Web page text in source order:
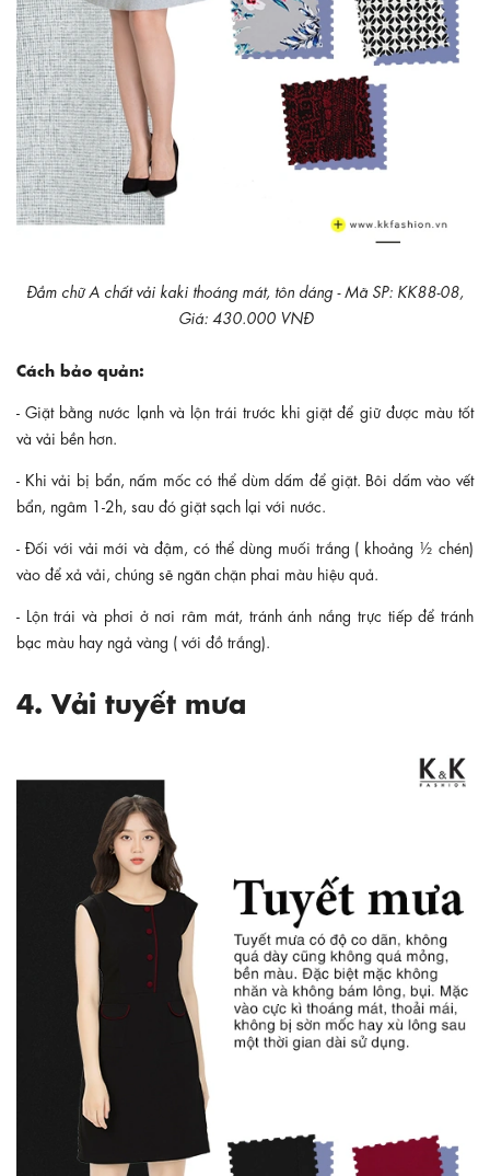
Đầm chữ A chất vải kaki thoáng mát, tôn dáng - Mã SP: KK88-08,
Giá: 430.000 VNĐ
Cách bảo quản:
- Giặt bằng nước lạnh và lộn trái trước khi giặt để giữ được màu tốt
và vải bền hơn.
- Khi vải bị bẩn, nấm mốc có thể dùm dấm để giặt. Bôi dấm vào vết
bẩn, ngâm 1-2h, sau đó giặt sạch lại với nước.
- Đối với vải mới và đậm, có thể dùng muối trắng ( khoảng ½ chén)
vào để xả vải, chúng sẽ ngăn chặn phai màu hiệu quả.
- Lộn trái và phơi ở nơi râm mát, tránh ánh nắng trực tiếp để tránh
bạc màu hay ngả vàng ( với đồ trắng).
4. Vải tuyết mưa